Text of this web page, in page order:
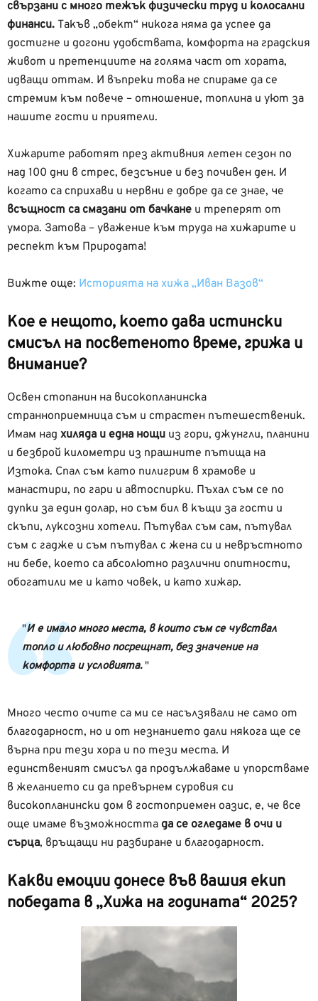
свързани с много тежък физически труд и колосални
финанси. Такъв „обект“ никога няма да успее да
достигне и догони удобствата, комфорта на градския
живот и претенциите на голяма част от хората,
идващи оттам. И въпреки това не спираме да се
стремим към повече – отношение, топлина и уют за
нашите гости и приятели.
Хижарите работят през активния летен сезон по
над 100 дни в стрес, безсъние и без почивен ден. И
когато са сприхави и нервни е добре да се знае, че
всъщност са смазани от бачкане и треперят от
умора. Затова – уважение към труда на хижарите и
респект към Природата!
Вижте още: Историята на хижа „Иван Вазов“
Кое е нещото, което дава истински
смисъл на посветеното време, грижа и
внимание?
Освен стопанин на високопланинска
странноприемница съм и страстен пътешественик.
Имам над хиляда и една нощи из гори, джунгли, планини
и безброй километри из прашните пътища на
Изтока. Спал съм като пилигрим в храмове и
манастири, по гари и автоспирки. Пъхал съм се по
дупки за един долар, но съм бил в къщи за гости и
скъпи, луксозни хотели. Пътувал съм сам, пътувал
съм с гадже и съм пътувал с жена си и невръстното
ни бебе, което са абсолютно различни опитности,
обогатили ме и като човек, и като хижар.
И е имало много места, в които съм се чувствал
топло и любовно посрещнат, без значение на
комфорта и условията.
Много често очите са ми се насълзявали не само от
благодарност, но и от незнанието дали някога ще се
върна при тези хора и по тези места. И
единственият смисъл да продължаваме и упорстваме
в желанието си да превърнем суровия си
високопланински дом в гостоприемен оазис, е, че все
още имаме възможността да се огледаме в очи и
сърца, връщащи ни разбиране и благодарност.
Какви емоции донесе във вашия екип
победата в „Хижа на годината“ 2025?